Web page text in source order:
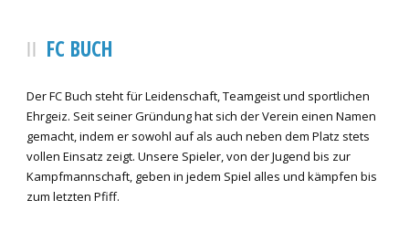
FC BUCH
Der FC Buch steht für Leidenschaft, Teamgeist und sportlichen
Ehrgeiz. Seit seiner Gründung hat sich der Verein einen Namen
gemacht, indem er sowohl auf als auch neben dem Platz stets
vollen Einsatz zeigt. Unsere Spieler, von der Jugend bis zur
Kampfmannschaft, geben in jedem Spiel alles und kämpfen bis
zum letzten Pfiff.